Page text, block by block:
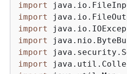
import
import
import
import
import
import